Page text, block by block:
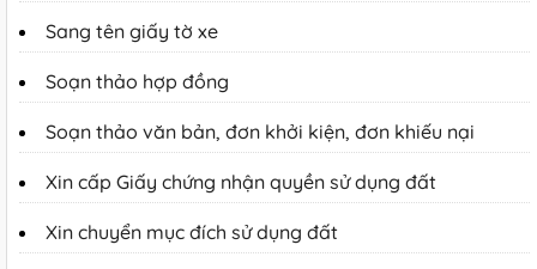
Sang tên giấy tờ xe
Soạn thảo hợp đồng
Soạn thảo văn bản, đơn khởi kiện, đơn khiếu nại
Xin cấp Giấy chứng nhận quyền sử dụng đất
Xin chuyển mục đích sử dụng đất